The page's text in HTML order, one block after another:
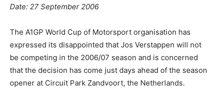
Date: 27 September 2006
The A1GP World Cup of Motorsport organisation has
expressed its disappointed that Jos Verstappen will not
be competing in the 2006/07 season and is concerned
that the decision has come just days ahead of the season
opener at Circuit Park Zandvoort, the Netherlands.